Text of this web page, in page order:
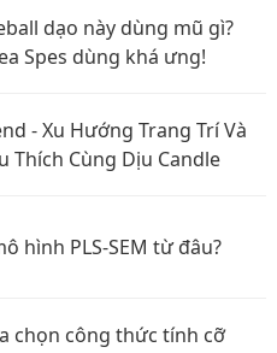
dạo này dùng mũ gì?
Spes dùng khá ưng!
- Xu Hướng Trang Trí Và
Thích Cùng Dịu Candle
hình PLS-SEM từ đâu?
chọn công thức tính cỡ